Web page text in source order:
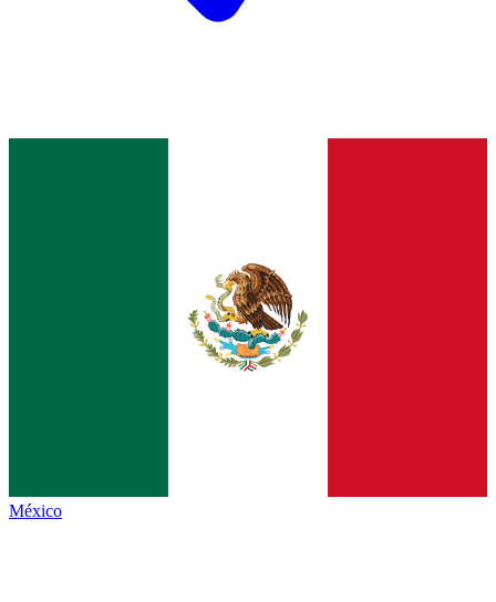
México